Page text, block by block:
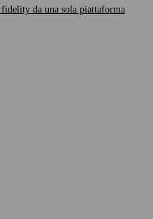
da una sola piattaforma